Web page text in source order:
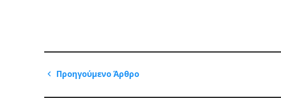
Πλοήγηση
άρθρων
Προηγούμενο Άρθρο